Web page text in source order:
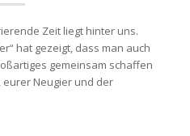
Zeit liegt hinter uns.
hat gezeigt, dass man auch
gemeinsam schaffen
eurer Neugier und der